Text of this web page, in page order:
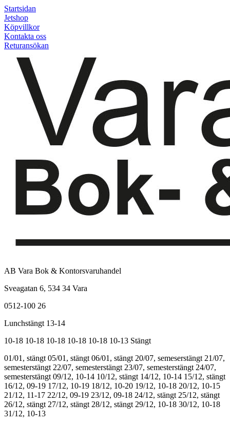
Startsidan
Jetshop
Köpvillkor
Kontakta oss
Returansökan
AB Vara Bok & Kontorsvaruhandel
Sveagatan 6, 534 34 Vara
0512-100 26
Lunchstängt 13-14
10-18 10-18 10-18 10-18 10-18 10-13 Stängt
01/01, stängt 05/01, stängt 06/01, stängt 20/07, semeserstängt 21/07,
semesterstängt 22/07, semesterstängt 23/07, semesterstängt 24/07,
semesterstängt 09/12, 10-14 10/12, stängt 14/12, 10-14 15/12, stängt
16/12, 09-19 17/12, 10-19 18/12, 10-20 19/12, 10-18 20/12, 10-15
21/12, 11-17 22/12, 09-19 23/12, 09-18 24/12, stängt 25/12, stängt
26/12, stängt 27/12, stängt 28/12, stängt 29/12, 10-18 30/12, 10-18
31/12, 10-13